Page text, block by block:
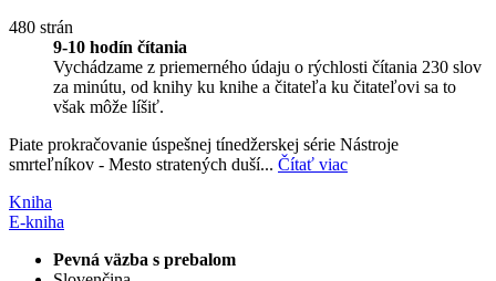
480 strán
9-10 hodín čítania
Vychádzame z priemerného údaju o rýchlosti čítania 230 slov
za minútu, od knihy ku knihe a čitateľa ku čitateľovi sa to
však môže líšiť.
Piate prokračovanie úspešnej tínedžerskej série Nástroje
smrteľníkov - Mesto stratených duší... Čítať viac
Kniha
E-kniha
Pevná väzba s prebalom